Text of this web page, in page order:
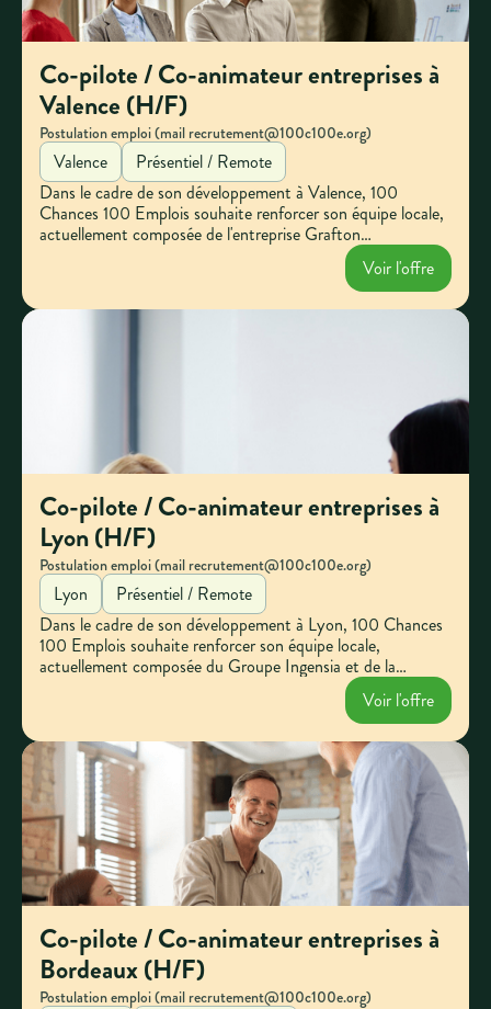
Co-pilote / Co-animateur entreprises à
Valence (H/F)
Postulation emploi (mail recrutement@100c100e.org)
Valence
Présentiel / Remote
Dans le cadre de son développement à Valence, 100
Chances 100 Emplois souhaite renforcer son équipe locale,
actuellement composée de l'entreprise Grafton
Recruitment et de la Plateforme Emploi. Engagez-vous
pour animer le réseau local et contribuer à l'insertion des
jeunes. Votre entreprise peut faire la différence.
Voir l'offre
Co-pilote / Co-animateur entreprises à
Lyon (H/F)
Postulation emploi (mail recrutement@100c100e.org)
Lyon
Présentiel / Remote
Dans le cadre de son développement à Lyon, 100 Chances
100 Emplois souhaite renforcer son équipe locale,
actuellement composée du Groupe Ingensia et de la
Mission Locale de Lyon. Engagez-vous pour animer le
réseau local et contribuer à l'insertion des jeunes. Votre
Voir l'offre
Co-pilote / Co-animateur entreprises à
Bordeaux (H/F)
Postulation emploi (mail recrutement@100c100e.org)